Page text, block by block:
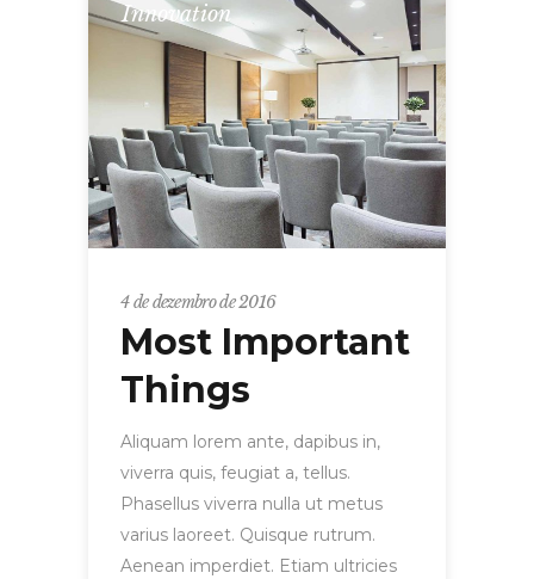
Innovation
4 de dezembro de 2016
Most Important
Things
Aliquam lorem ante, dapibus in,
viverra quis, feugiat a, tellus.
Phasellus viverra nulla ut metus
varius laoreet. Quisque rutrum.
Aenean imperdiet. Etiam ultricies